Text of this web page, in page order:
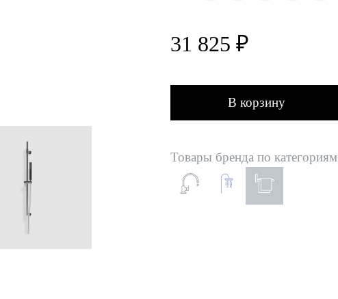
31 825 ₽
В корзину
Товары бренда по категориям